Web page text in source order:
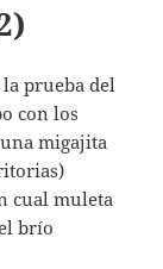
la prueba del
con los
migajita
cual muleta
brío